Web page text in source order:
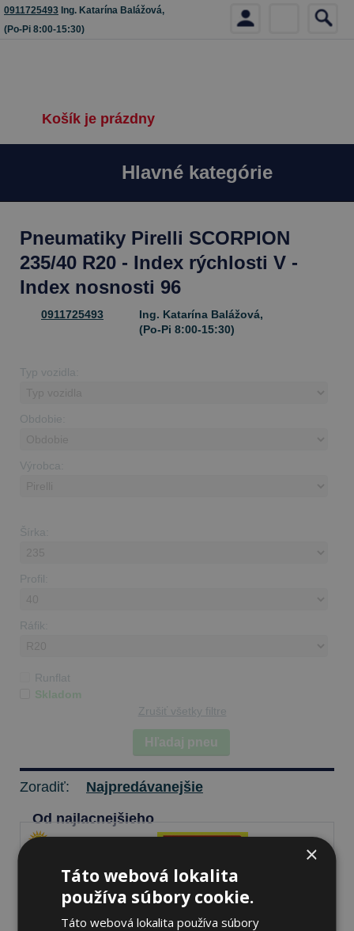
0911725493 Ing. Katarína Balážová,
(Po-Pi 8:00-15:30)
Košík je prázdny
Hlavné kategórie
Pneumatiky Pirelli SCORPION
235/40 R20 - Index rýchlosti V -
Index nosnosti 96
0911725493
Ing. Katarína Balážová,
(Po-Pi 8:00-15:30)
Typ vozidla:
Obdobie:
Výrobca:
Šírka:
Profil:
Ráfik:
Runflat
Skladom
Zrušiť všetky filtre
Hľadaj pneu
Zoradiť:
Najpredávanejšie
Od najlacnejšieho
Pirelli SCORPION
235/40 R20 96 V Letné
×
Táto webová lokalita
používa súbory cookie.
Táto webová lokalita používa súbory